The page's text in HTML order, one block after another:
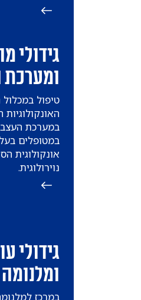
גידולי
טיפול
במערכת
במטופלים
אונקולוגית
נוירולוגית.
גידולי
ומלנומה
במרכז